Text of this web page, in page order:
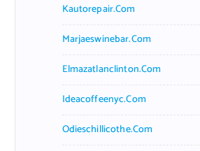
Kautorepair.com
Marjaeswinebar.com
Elmazatlanclinton.com
Ideacoffeenyc.com
Odieschillicothe.com